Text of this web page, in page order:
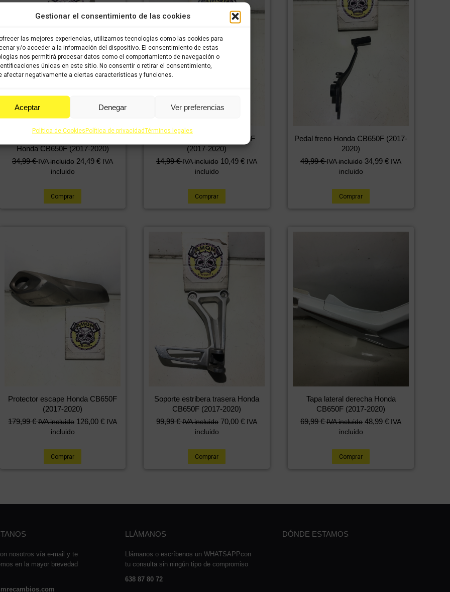
Gestionar el consentimiento de las cookies
las mejores experiencias, utilizamos tecnologías como las cookies para
y/o acceder a la información del dispositivo. El consentimiento de estas
nos permitirá procesar datos como el comportamiento de navegación o
únicas en este sitio. No consentir o retirar el consentimiento,
afectar negativamente a ciertas características y funciones.
Aceptar Denegar Ver preferencias
Política de CookiesPolítica de privacidadTérminos legales
Honda CB650F (2017-2020)
34,99€ IVA incluido 24,49 € IVA
incluido
Comprar
Luz matricula Honda CB650F
(2017-2020)
14,99€ IVA incluido 10,49 € IVA
incluido
Comprar
Pedal freno Honda CB650F (2017-
2020)
49,99€ IVA incluido 34,99 € IVA
incluido
Comprar
Protector escape Honda CB650F
(2017-2020)
179,99€ IVA incluido 126,00 € IVA
incluido
Comprar
Soporte estribera trasera Honda
CB650F (2017-2020)
99,99€ IVA incluido 70,00 € IVA
incluido
Comprar
Tapa lateral derecha Honda
CB650F (2017-2020)
69,99€ IVA incluido 48,99 € IVA
incluido
Comprar
nosotros vía e-mail y te
en la mayor brevedad
LLÁMANOS
Llámanos o escríbenos un WHATSAPPcon
tu consulta sin ningún tipo de compromiso
638 87 80 72
DÓNDE ESTAMOS